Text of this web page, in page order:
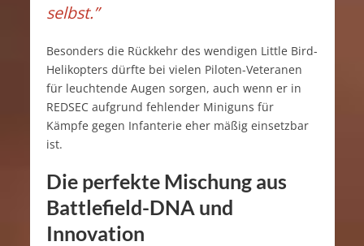
selbst.”
Besonders die Rückkehr des wendigen Little Bird-
Helikopters dürfte bei vielen Piloten-Veteranen
für leuchtende Augen sorgen, auch wenn er in
REDSEC aufgrund fehlender Miniguns für
Kämpfe gegen Infanterie eher mäßig einsetzbar
ist.
Die perfekte Mischung aus
Battlefield-DNA und
Innovation